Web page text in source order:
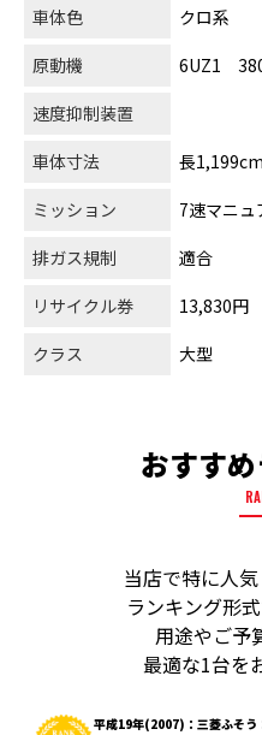
車体色
クロ系
原動機
6UZ1
速度抑制装置
車体寸法
長
ミッション
7速マニュ
排ガス規制
適合
リサイクル券
13,830円
クラス
大型
おすす
当店で特に人
ランキング形
用途やご予
最適な1台を
平成19年(2007)：三菱ふそう